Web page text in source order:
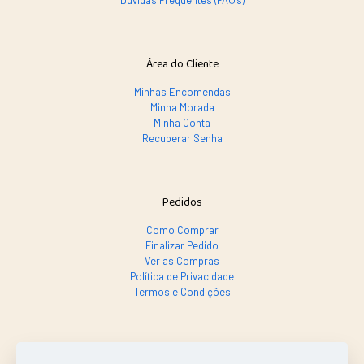
Área do Cliente
Minhas Encomendas
Minha Morada
Minha Conta
Recuperar Senha
Pedidos
Como Comprar
Finalizar Pedido
Ver as Compras
Política de Privacidade
Termos e Condições